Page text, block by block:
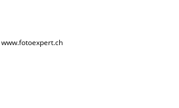
www.fotoexpert.ch